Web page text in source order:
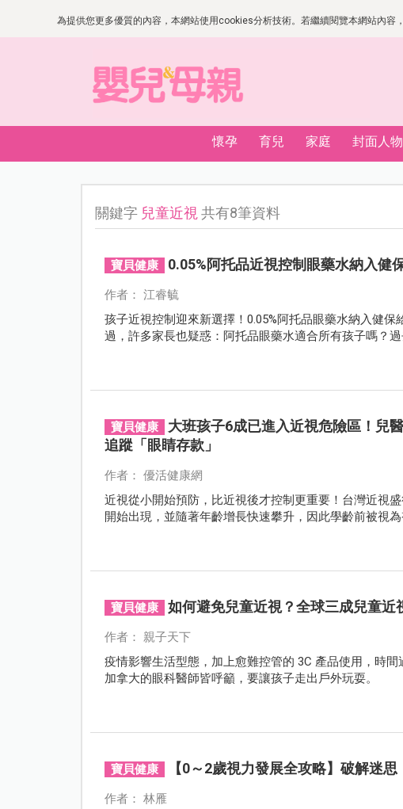
為提供您更多優質的內容，本網站使用cookies分析技術。若繼續閱覽本網站內
懷孕 育兒 家庭 封面人物
關鍵字 兒童近視 共有8筆資料
寶貝健康 0.05%阿托品近視控制眼藥水納入健
作者： 江睿毓
孩子近視控制迎來新選擇！0.05%阿托品眼藥水納入健
過，許多家長也疑惑：阿托品眼藥水適合所有孩子嗎？
寶貝健康
大班孩子6成已進入近視危險區！兒
追蹤「眼睛存款」
作者： 優活健康網
近視從小開始預防，比近視後才控制更重要！台灣近視
開始出現，並隨著年齡增長快速攀升，因此學齡前被視
寶貝健康 如何避免兒童近視？全球三成兒童
作者： 親子天下
疫情影響生活型態，加上愈難控管的 3C 產品使用，時
加拿大的眼科醫師皆呼籲，要讓孩子走出戶外玩耍。
寶貝健康 【0～2歲視力發展全攻略】破解迷
作者： 林雁